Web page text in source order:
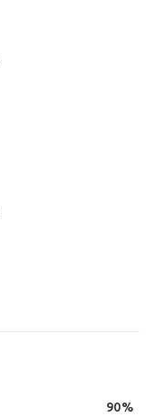
90%